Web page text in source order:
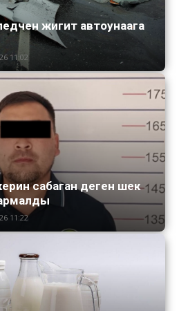
жигит автоунаага
11:02
сабаган деген шек
11:22